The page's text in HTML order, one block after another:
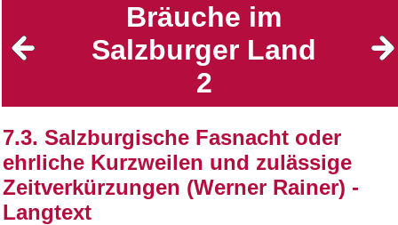
Bräuche im
Salzburger Land
2
7.3. Salzburgische Fasnacht oder
ehrliche Kurzweilen und zulässige
Zeitverkürzungen (Werner Rainer) -
Langtext